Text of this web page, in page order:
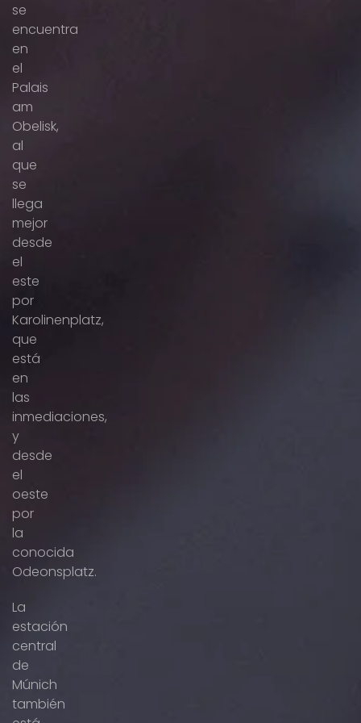
se
encuentra
en
el
Palais
am
Obelisk,
al
que
se
llega
mejor
desde
el
este
por
Karolinenplatz,
que
está
en
las
inmediaciones,
y
desde
el
oeste
por
la
conocida
Odeonsplatz.
La
estación
central
de
Múnich
también